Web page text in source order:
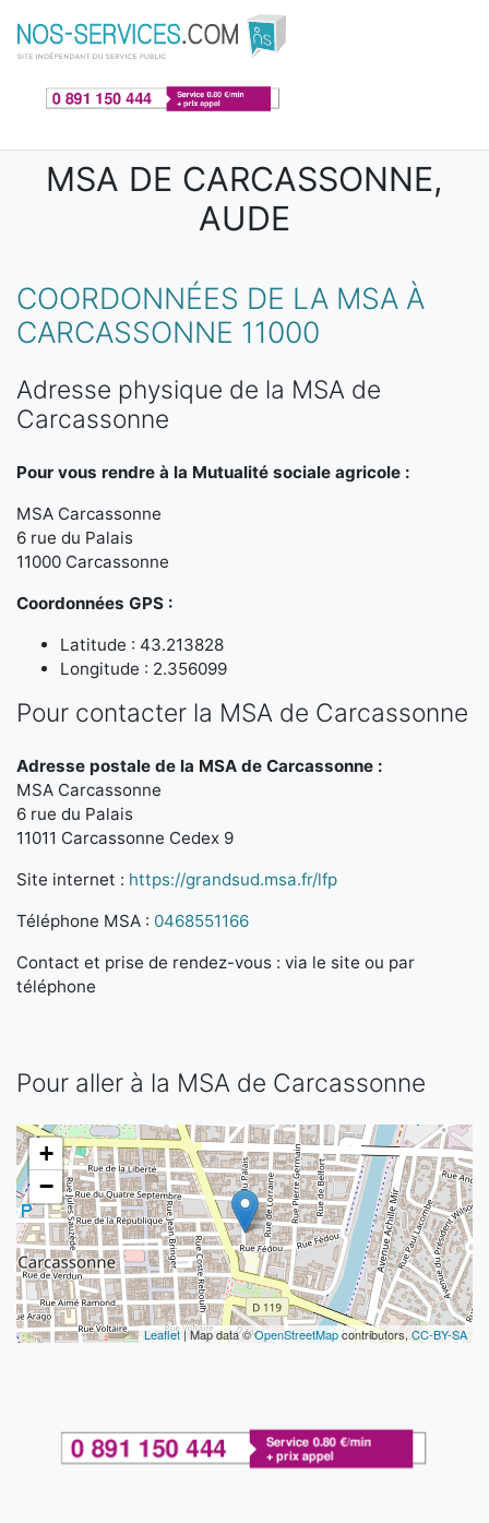
Aller au contenu principal
MSA DE CARCASSONNE,
AUDE
COORDONNÉES DE LA MSA À
CARCASSONNE 11000
Adresse physique de la MSA de
Carcassonne
Pour vous rendre à la Mutualité sociale agricole :
MSA Carcassonne
6 rue du Palais
11000 Carcassonne
Coordonnées GPS :
Latitude : 43.213828
Longitude : 2.356099
Pour contacter la MSA de Carcassonne
Adresse postale de la MSA de Carcassonne :
MSA Carcassonne
6 rue du Palais
11011 Carcassonne Cedex 9
Site internet : https://grandsud.msa.fr/lfp
Téléphone MSA : 0468551166
Contact et prise de rendez-vous : via le site ou par
téléphone
Pour aller à la MSA de Carcassonne
+
−
Leaflet| Map data ©OpenStreetMapcontributors, CC-BY-SA